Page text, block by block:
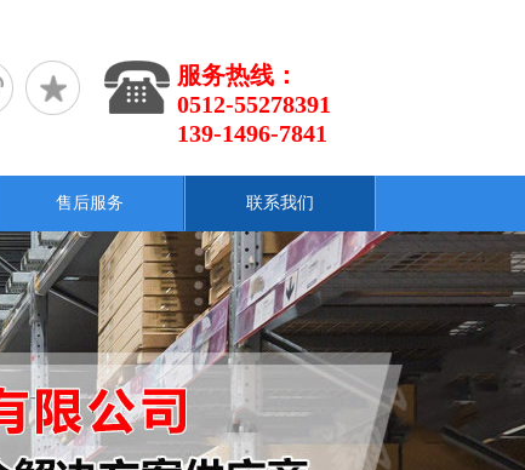
服务热线：
0512-55278391
139-1496-7841
售后服务 联系我们